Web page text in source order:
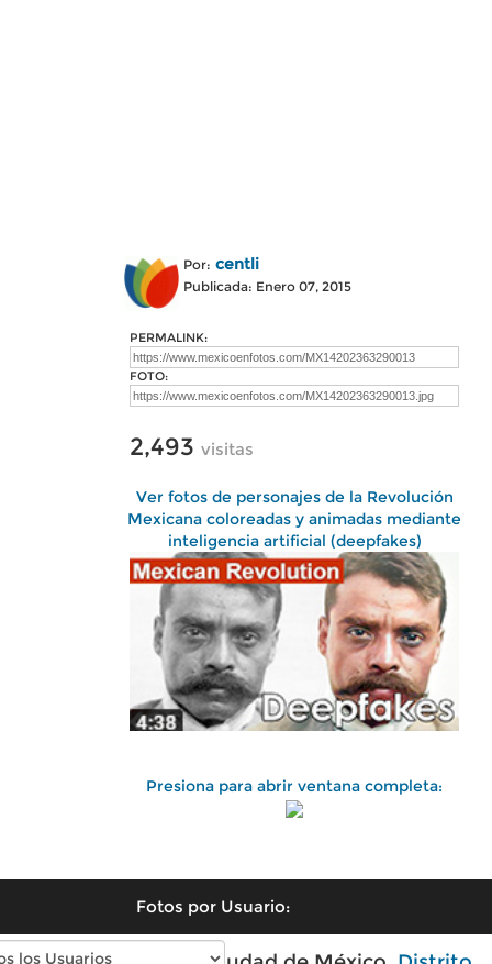
Por: centli
Publicada: Enero 07, 2015
PERMALINK:
FOTO:
2,493 visitas
Ver fotos de personajes de la Revolución
Mexicana coloreadas y animadas mediante
inteligencia artificial (deepfakes)
Presiona para abrir ventana completa:
Fotos por Usuario: